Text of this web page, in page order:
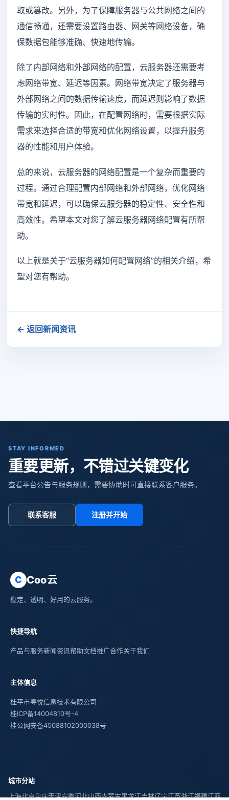
取或篡改。另外，为了保障服务器与公共网络之间的
通信畅通，还需要设置路由器、网关等网络设备，确
保数据包能够准确、快速地传输。
除了内部网络和外部网络的配置，云服务器还需要考
虑网络带宽、延迟等因素。网络带宽决定了服务器与
外部网络之间的数据传输速度，而延迟则影响了数据
传输的实时性。因此，在配置网络时，需要根据实际
需求来选择合适的带宽和优化网络设置，以提升服务
器的性能和用户体验。
总的来说，云服务器的网络配置是一个复杂而重要的
过程。通过合理配置内部网络和外部网络，优化网络
带宽和延迟，可以确保云服务器的稳定性、安全性和
高效性。希望本文对您了解云服务器网络配置有所帮
助。
以上就是关于“云服务器如何配置网络”的相关介绍，希
望对您有帮助。
← 返回新闻资讯
STAY INFORMED
重要更新，不错过关键变化
查看平台公告与服务规则，需要协助时可直接联系客户服务。
联系客服 注册并开始
C Coo云
稳定、透明、好用的云服务。
快捷导航
产品与服务新闻资讯帮助文档推广合作关于我们
主体信息
桂平市寻悦信息技术有限公司
桂ICP备14004810号-4
桂公网安备45088102000038号
城市分站
上海北京重庆天津安徽河北山西内蒙古黑龙江吉林辽宁江苏浙江福建江西